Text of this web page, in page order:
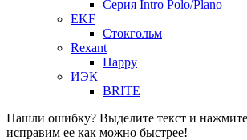
Серия Intro Polo/Plano
EKF
Стокгольм
Rexant
Happy
ИЭК
BRITE
Нашли ошибку? Выделите текст и
исправим ее как можно быстрее!